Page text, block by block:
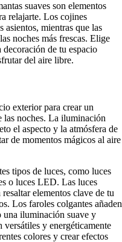
suaves son elementos
relajarte. Los cojines
mientras que las
noches más frescas. Elige
de tu espacio
del aire libre.
exterior para crear un
las noches. La iluminación
el aspecto y la atmósfera de
de momentos mágicos al aire
tipos de luces, como luces
o luces LED. Las luces
elementos clave de tu
Los faroles colgantes añaden
una iluminación suave y
y energéticamente
colores y crear efectos